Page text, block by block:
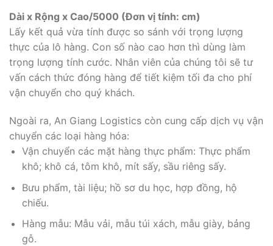
Dài x Rộng x Cao/5000 (Đơn vị tính: cm)
Lấy kết quả vừa tính được so sánh với trọng lượng
thực của lô hàng. Con số nào cao hơn thì dùng làm
trọng lượng tính cước. Nhân viên của chúng tôi sẽ tư
vấn cách thức đóng hàng để tiết kiệm tối đa cho phí
vận chuyển cho quý khách.
Ngoài ra, An Giang Logistics còn cung cấp dịch vụ vận
chuyển các loại hàng hóa:
Vận chuyển các mặt hàng thực phẩm: Thực phẩm
khô; khô cá, tôm khô, mít sấy, sầu riêng sấy.
Bưu phẩm, tài liệu; hồ sơ du học, hợp đồng, hộ
chiếu.
Hàng mẫu: Mẫu vải, mẫu túi xách, mẫu giày, bảng
gỗ.